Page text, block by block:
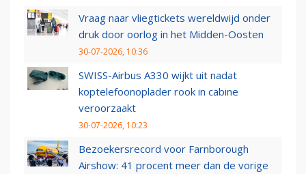
Vraag naar vliegtickets wereldwijd onder
druk door oorlog in het Midden-Oosten
30-07-2026, 10:36
SWISS-Airbus A330 wijkt uit nadat
koptelefoonoplader rook in cabine
veroorzaakt
30-07-2026, 10:23
Bezoekersrecord voor Farnborough
Airshow: 41 procent meer dan de vorige